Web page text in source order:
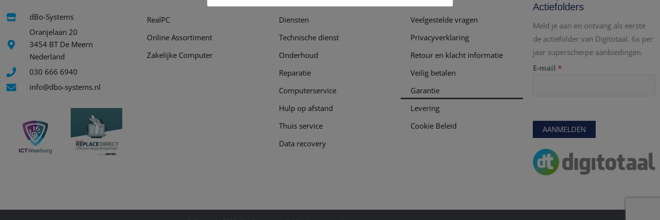
dBo-Systems
Oranjelaan 20
3454 BT De Meern
Nederland
030 666 6940
info@dbo-systems.nl
RealPC
Online Assortiment
Zakelijke Computer
Diensten
Technische dienst
Onderhoud
Reparatie
Computerservice
Hulp op afstand
Thuis service
Data recovery
Veelgestelde vragen
Privacyverklaring
Retour en klacht informatie
Veilig betalen
Garantie
Levering
Cookie Beleid
Actiefolders
Meld je aan en ontvang als eerste
de actiefolder van Digitotaal. 6x per
jaar superscherpe aanbiedingen.
E-mail *
AANMELDEN